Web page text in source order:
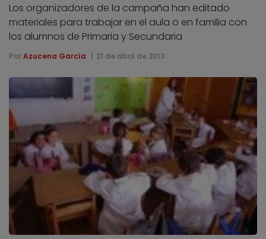
Los organizadores de la campaña han editado
materiales para trabajar en el aula o en familia con
los alumnos de Primaria y Secundaria
Por Azucena García 21 de abril de 2013